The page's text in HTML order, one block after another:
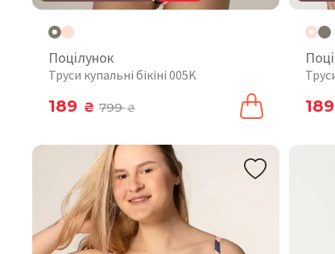
Поцілунок
Труси купальні бікіні 005K
189 ₴ 799₴ 189